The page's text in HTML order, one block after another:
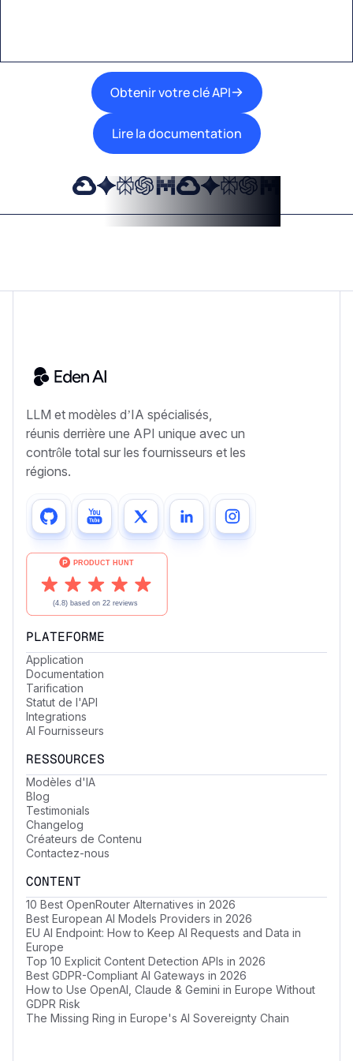
Obtenir votre clé API
Lire la documentation
LLM et modèles d’IA spécialisés,
réunis derrière une API unique avec un
contrôle total sur les fournisseurs et les
régions.
PLATEFORME
Application
Documentation
Tarification
Statut de l'API
Integrations
AI Fournisseurs
RESSOURCES
Modèles d'IA
Blog
Testimonials
Changelog
Créateurs de Contenu
Contactez-nous
CONTENT
10 Best OpenRouter Alternatives in 2026
Best European AI Models Providers in 2026
EU AI Endpoint: How to Keep AI Requests and Data in
Europe
Top 10 Explicit Content Detection APIs in 2026
Best GDPR-Compliant AI Gateways in 2026
How to Use OpenAI, Claude & Gemini in Europe Without
GDPR Risk
The Missing Ring in Europe's AI Sovereignty Chain